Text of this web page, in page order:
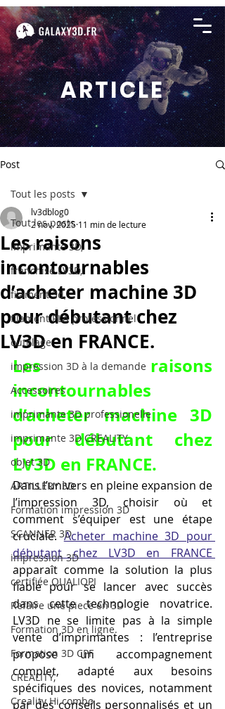
ARTICLE
Post
Tout les posts
imprimante 3D,
franchise LV3D,
filament 3d,
filament PLA professionnel
outillage
impression 3D à la demande
Accessoires
imprimante 3D professionelle
imprimante 3D CREALITY
objet 3D
ARTILLERY 3D
Formation impression 3D
SCANNER 3D
impression 3D
certifiée QUALIOPI
Refaire une piece en 3D
Formation 3D en ligne.
Formation 3D CPF
CREALITY,
Creality Hi combo
Tout les posts
Les raisons
incontournables
d’acheter machine 3D
pour débutant chez
LV3D en FRANCE.
lv3dblog0
2 nov. 2025 11 min de lecture
Les raisons
incontournables
d’acheter machine 3D
pour débutant chez
LV3D en FRANCE.
Dans l’univers en pleine expansion de
l’impression 3D, choisir où et
comment s’équiper est une étape
cruciale. Acheter machine 3D pour
apparaît comme la solution la plus
fiable pour se lancer avec succès
dans cette technologie novatrice.
LV3D ne se limite pas à la simple
vente d’imprimantes : l’entreprise
propose un accompagnement
complet, adapté aux besoins
spécifiques des novices, notamment
par des conseils personnalisés et un